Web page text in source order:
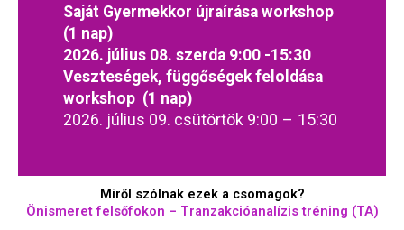
Saját Gyermekkor újraírása workshop
(1 nap)
2026. július 08. szerda 9:00 -15:30
Veszteségek, függőségek feloldása
workshop (1 nap)
2026. július 09. csütörtök 9:00 – 15:30
Miről szólnak ezek a csomagok?
Önismeret felsőfokon – Tranzakcióanalízis tréning (TA)